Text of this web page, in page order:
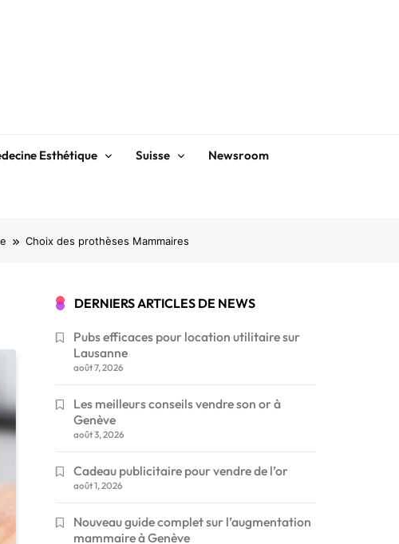
Esthétique Suisse Newsroom
Choix des prothèses Mammaires
DERNIERS ARTICLES DE NEWS
Pubs efficaces pour location utilitaire sur
Lausanne
août 7, 2026
Les meilleurs conseils vendre son or à
Genève
août 3, 2026
Cadeau publicitaire pour vendre de l’or
août 1, 2026
Nouveau guide complet sur l’augmentation
mammaire à Genève